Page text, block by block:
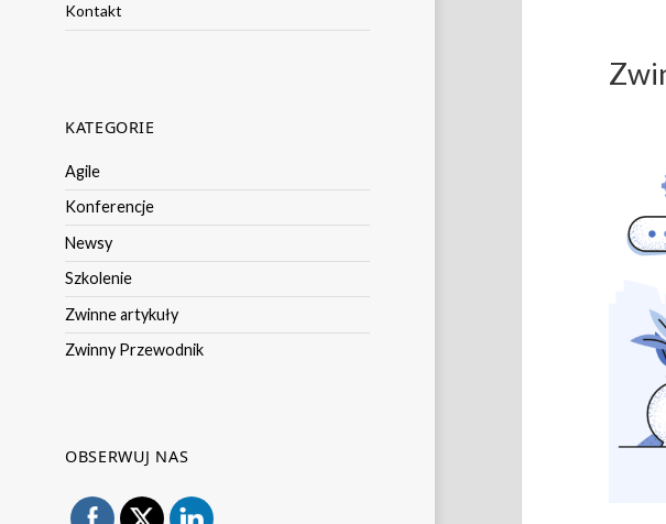
Kontakt
KATEGORIE
Agile
Konferencje
Newsy
Szkolenie
Zwinne artykuły
Zwinny Przewodnik
OBSERWUJ NAS